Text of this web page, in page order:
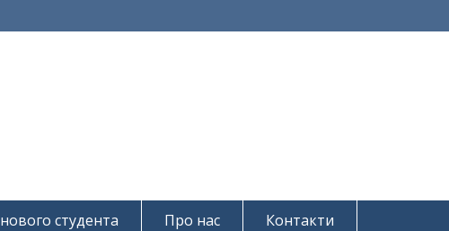
нового студента Про нас Контакти